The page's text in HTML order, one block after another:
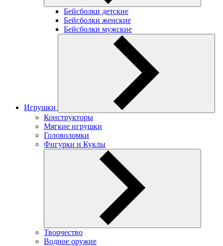
Бейсболки детские
Бейсболки женские
Бейсболки мужские
Игрушки
Конструкторы
Мягкие игрушки
Головоломки
Фигурки и Куклы
Творчество
Водное оружие